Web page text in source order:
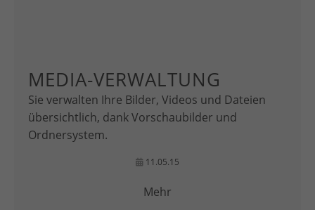
MEDIA-VERWALTUNG
Sie verwalten Ihre Bilder, Videos und Dateien
übersichtlich, dank Vorschaubilder und
Ordnersystem.
11.05.15
Mehr